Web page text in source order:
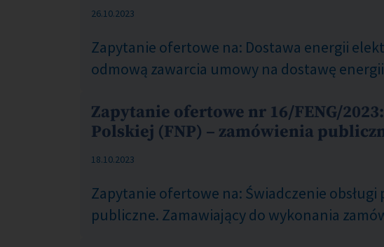
COM_CONTENT_PUBLISHED_DATE_ON
26.10.2023
Zapytanie ofertowe na: Dostawa energii
odmową zawarcia umowy na dostawę
Zapytanie ofertowe nr 16/FENG/
Polskiej (FNP) – zamówienia
COM_CONTENT_PUBLISHED_DATE_ON
18.10.2023
Zapytanie ofertowe na: Świadczenie
publiczne. Zamawiający do wykonania